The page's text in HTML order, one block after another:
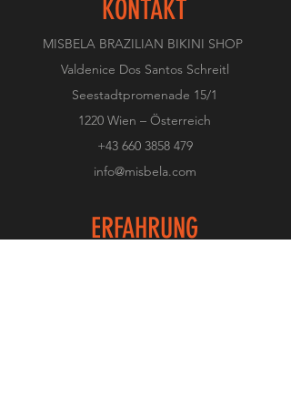
KONTAKT
MISBELA BRAZILIAN BIKINI SHOP
Valdenice Dos Santos Schreitl
Seestadtpromenade 15/1
1220 Wien – Österreich
+43 660 3858 479
info@misbela.com
ERFAHRUNG